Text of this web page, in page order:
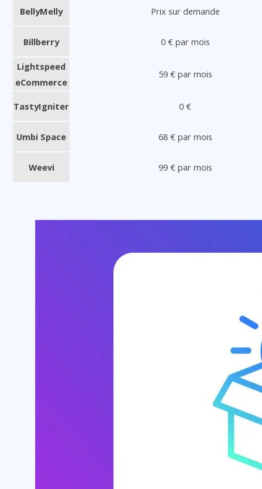
BellyMelly Prix sur demande
Billberry 0 € par mois
Lightspeed
eCommerce
59 € par mois
TastyIgniter 0 €
Umbi Space 68 € par mois
Weevi 99 € par mois